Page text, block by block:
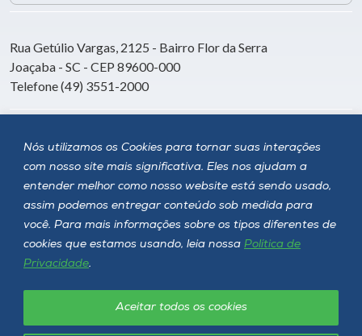
Nós utilizamos os Cookies para tornar suas interações
com nosso site mais significativa. Eles nos ajudam a
entender melhor como nosso website está sendo usado,
assim podemos entregar conteúdo sob medida para
você. Para mais informações sobre os tipos diferentes de
cookies que estamos usando, leia nossa Política de
Privacidade.
Aceitar todos os cookies
Rua Getúlio Vargas, 2125 - Bairro Flor da Serra
Joaçaba - SC - CEP 89600-000
Telefone (49) 3551-2000
Siga a Unoesc
Política de privacidade LGPD